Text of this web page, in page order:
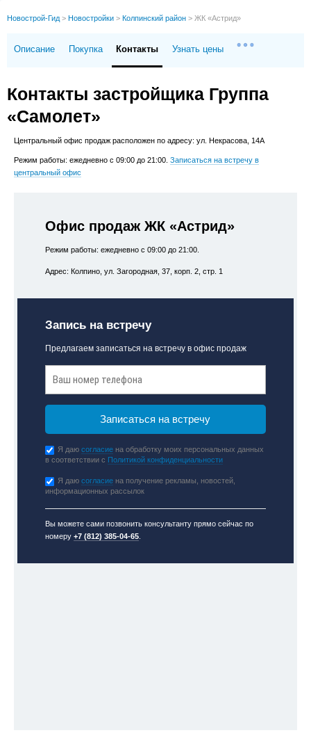
Новострой-Гид > Новостройки > Колпинский район > ЖК «Астрид»
Описание Покупка Контакты Узнать цены
Контакты застройщика Группа
«Самолет»
Центральный офис продаж расположен по адресу: ул. Некрасова, 14А
Режим работы: ежедневно с 09:00 до 21:00.Записаться на встречу в
центральный офис
Офис продаж ЖК «Астрид»
Режим работы: ежедневно с 09:00 до 21:00.
Адрес: Колпино, ул. Загородная, 37, корп. 2, стр. 1
Запись на встречу
Предлагаем записаться на встречу в офис продаж
Я даюсогласие на обработку моих персональных данных
в соответствии с Политикой конфиденциальности
Я даюсогласие на получение рекламы, новостей,
информационных рассылок
Вы можете сами позвонить консультанту прямо сейчас по
номеру+7 (812) 385-04-65